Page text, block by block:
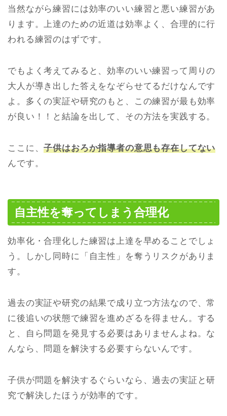
当然ながら練習には効率のいい練習と悪い練習があ
ります。上達のための近道は効率よく、合理的に行
われる練習のはずです。
でもよく考えてみると、効率のいい練習って周りの
大人が導き出した答えをなぞらせてるだけなんです
よ。多くの実証や研究のもと、この練習が最も効率
が良い！！と結論を出して、その方法を実践する。
ここに、子供はおろか指導者の意思も存在してない
んです。
自主性を奪ってしまう合理化
効率化・合理化した練習は上達を早めることでしょ
う。しかし同時に「自主性」を奪うリスクがありま
す。
過去の実証や研究の結果で成り立つ方法なので、常
に後追いの状態で練習を進めざるを得ません。する
と、自ら問題を発見する必要はありませんよね。な
んなら、問題を解決する必要すらないんです。
子供が問題を解決するぐらいなら、過去の実証と研
究で解決したほうが効率的です。